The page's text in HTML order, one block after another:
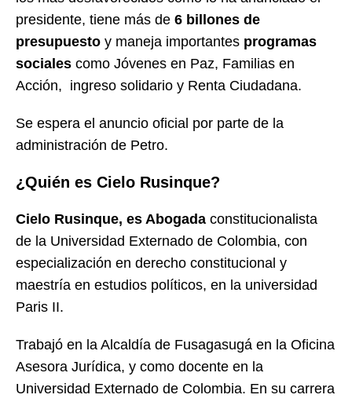
presidente, tiene más de 6 billones de
presupuesto y maneja importantes programas
sociales como Jóvenes en Paz, Familias en
Acción, ingreso solidario y Renta Ciudadana.
Se espera el anuncio oficial por parte de la
administración de Petro.
¿Quién es Cielo Rusinque?
Cielo Rusinque, es Abogada constitucionalista
de la Universidad Externado de Colombia, con
especialización en derecho constitucional y
maestría en estudios políticos, en la universidad
Paris II.
Trabajó en la Alcaldía de Fusagasugá en la Oficina
Asesora Jurídica, y como docente en la
Universidad Externado de Colombia. En su carrera